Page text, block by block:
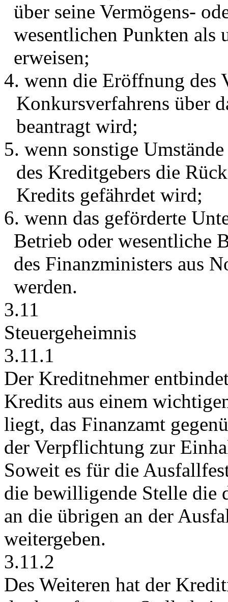
über seine Vermögens-
wesentlichen Punkten
erweisen;
4. wenn die Eröffnung des
Konkursverfahrens über
beantragt wird;
5. wenn sonstige
des Kreditgebers die
Kredits gefährdet wird;
6. wenn das geförderte
Betrieb oder wesentliche
des Finanzministers aus
werden.
3.11
Steuergeheimnis
3.11.1
Der Kreditnehmer
Kredits aus einem
liegt, das Finanzamt
der Verpflichtung zur
Soweit es für die
die bewilligende Stelle die
an die übrigen an der
weitergeben.
3.11.2
Des Weiteren hat der